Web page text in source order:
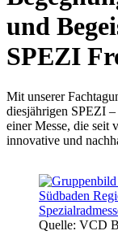
und
SPEZI
Mit unserer
diesjährigen SPEZI
einer Messe, die seit
innovative und
Quelle: VCD